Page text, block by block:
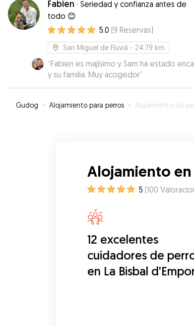
tranquilo y feliz así que pudimos disfrutar
viaje. Sin duda repetiremos!
Fabien · Seriedad y confianza antes de
todo 😊
5.0 (9 Reservas)
San Miguel de Fluviá - 24.79 km
“Fabien es majísimo y Sam ha estado
y su familia. Muy acogedor”
Gudog » Alojamiento para perros » Alojamiento de perros en La
Alojamiento en
5 (100
12 excelentes
cuidadores de
en La Bisbal